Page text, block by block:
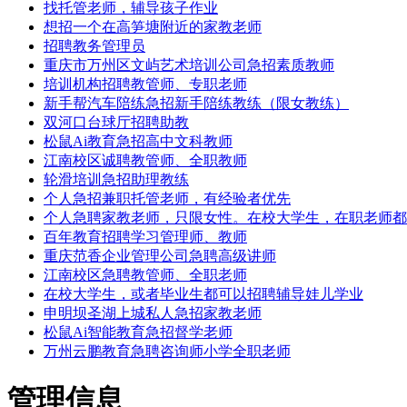
找托管老师，辅导孩子作业
想招一个在高笋塘附近的家教老师
招聘教务管理员
重庆市万州区文屿艺术培训公司急招素质教师
培训机构招聘教管师、专职老师
新手帮汽车陪练急招新手陪练教练（限女教练）
双河口台球厅招聘助教
松鼠Ai教育急招高中文科教师
江南校区诚聘教管师、全职教师
轮滑培训急招助理教练
个人急招兼职托管老师，有经验者优先
个人急聘家教老师，只限女性。在校大学生，在职老师
百年教育招聘学习管理师、教师
重庆范香企业管理公司急聘高级讲师
江南校区急聘教管师、全职老师
在校大学生，或者毕业生都可以招聘辅导娃儿学业
申明坝圣湖上城私人急招家教老师
松鼠Ai智能教育急招督学老师
万州云鹏教育急聘咨询师小学全职老师
管理信息